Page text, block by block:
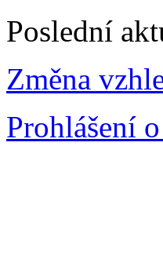
Poslední
Změna
Prohlášení